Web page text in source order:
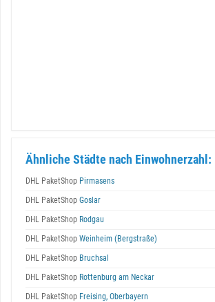
Ähnliche Städte nach Einwohnerzahl:
DHL PaketShop Pirmasens
DHL PaketShop Goslar
DHL PaketShop Rodgau
DHL PaketShop Weinheim (Bergstraße)
DHL PaketShop Bruchsal
DHL PaketShop Rottenburg am Neckar
DHL PaketShop Freising, Oberbayern